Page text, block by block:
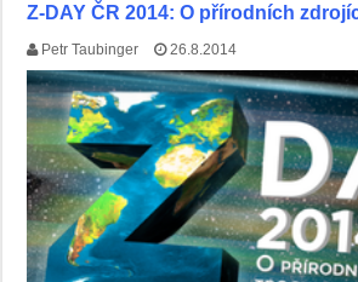
Z-DAY ČR 2014: O přírodních
Petr Taubinger 26.8.2014